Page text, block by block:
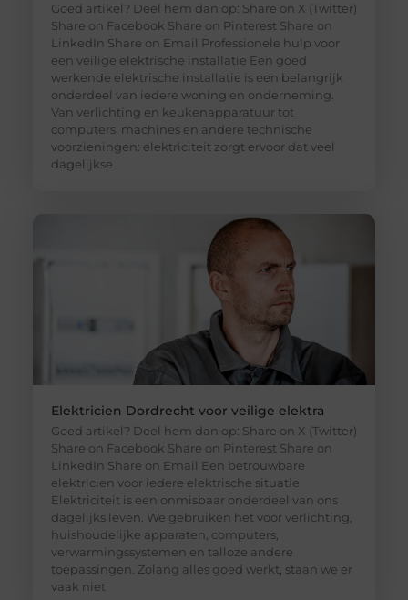
Goed artikel? Deel hem dan op: Share on X (Twitter)
Share on Facebook Share on Pinterest Share on
LinkedIn Share on Email Professionele hulp voor
een veilige elektrische installatie Een goed
werkende elektrische installatie is een belangrijk
onderdeel van iedere woning en onderneming.
Van verlichting en keukenapparatuur tot
computers, machines en andere technische
voorzieningen: elektriciteit zorgt ervoor dat veel
dagelijkse
Elektricien Dordrecht voor veilige elektra
Goed artikel? Deel hem dan op: Share on X (Twitter)
Share on Facebook Share on Pinterest Share on
LinkedIn Share on Email Een betrouwbare
elektricien voor iedere elektrische situatie
Elektriciteit is een onmisbaar onderdeel van ons
dagelijks leven. We gebruiken het voor verlichting,
huishoudelijke apparaten, computers,
verwarmingssystemen en talloze andere
toepassingen. Zolang alles goed werkt, staan we er
vaak niet